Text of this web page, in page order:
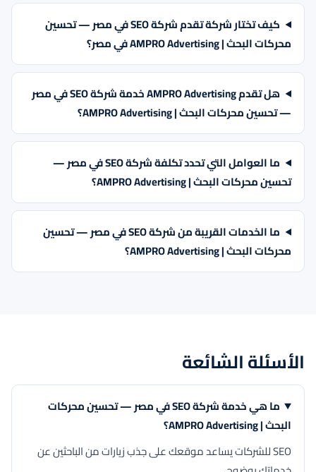
كيف تختار شركة تقدم شركة SEO في مصر — تحسين
محركات البحث | AMPRO Advertising في مصر؟
هل تقدم AMPRO Advertising خدمة شركة SEO في مصر
— تحسين محركات البحث | AMPRO Advertising؟
ما العوامل التي تحدد تكلفة شركة SEO في مصر —
تحسين محركات البحث | AMPRO Advertising؟
ما الخدمات القريبة من شركة SEO في مصر — تحسين
محركات البحث | AMPRO Advertising؟
الأسئلة الشائعة
ما هي خدمة شركة SEO في مصر — تحسين محركات
البحث | AMPRO Advertising؟
SEO للشركات يساعد موقعك على جذب زيارات من الباحثين عن